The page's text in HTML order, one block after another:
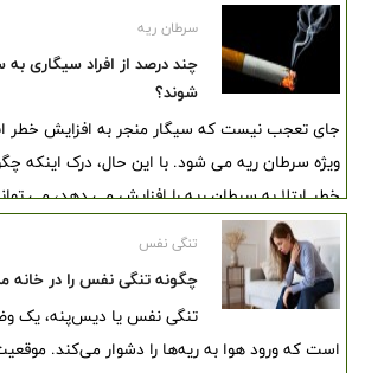
یا غیر طبیعی - که ادعا می‌کند "درمان" آسم است،
سرطان ریه
چند درصد از افراد سیگاری
شوند؟
جای تعجب نیست که سیگار منجر به افزایش خطر
ویژه سرطان ریه می شود. با این حال، درک اینکه
خطر ابتلا به سرطان ریه را افزایش می دهد، می
باشد. چند درصد از افراد سیگاری به سرطان ریه
تنگی نفس
چگونه تنگی نفس را در خانه
تنگی نفس یا دیس‌پنه، یک
است که ورود هوا به ریه‌ها را دشوار می‌کند.